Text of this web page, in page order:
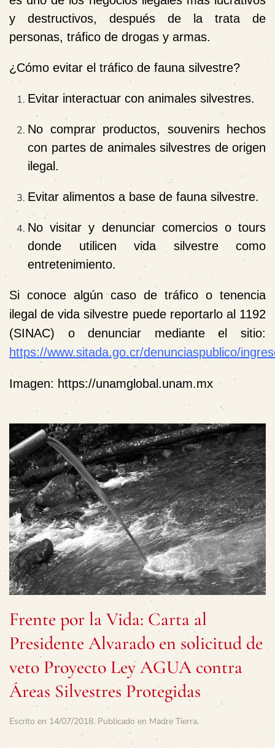
y destructivos, después de la trata de
personas, tráfico de drogas y armas.
¿Cómo evitar el tráfico de fauna silvestre?
Evitar interactuar con animales silvestres.
No comprar productos, souvenirs hechos
con partes de animales silvestres de origen
ilegal.
Evitar alimentos a base de fauna silvestre.
No visitar y denunciar comercios o tours
donde utilicen vida silvestre como
entretenimiento.
Si conoce algún caso de tráfico o tenencia
ilegal de vida silvestre puede reportarlo al 1192
(SINAC) o denunciar mediante el sitio:
https://www.sitada.go.cr/denunciaspublico/
Imagen: https://unamglobal.unam.mx
Frente por la Vida: Carta al
Presidente Alvarado en solicitud de
veto Proyecto Ley AGUA contra
Áreas Silvestres Protegidas
Escrito en 14/07/2018. Publicado en Madre Tierra.